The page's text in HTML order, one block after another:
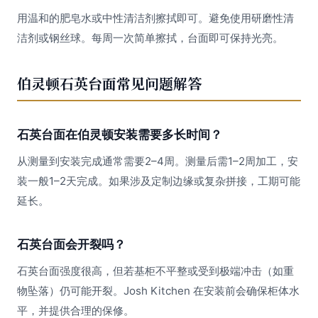
用温和的肥皂水或中性清洁剂擦拭即可。避免使用研磨性清
洁剂或钢丝球。每周一次简单擦拭，台面即可保持光亮。
伯灵顿石英台面常见问题解答
石英台面在伯灵顿安装需要多长时间？
从测量到安装完成通常需要2–4周。测量后需1–2周加工，安
装一般1–2天完成。如果涉及定制边缘或复杂拼接，工期可能
延长。
石英台面会开裂吗？
石英台面强度很高，但若基柜不平整或受到极端冲击（如重
物坠落）仍可能开裂。Josh Kitchen 在安装前会确保柜体水
平，并提供合理的保修。